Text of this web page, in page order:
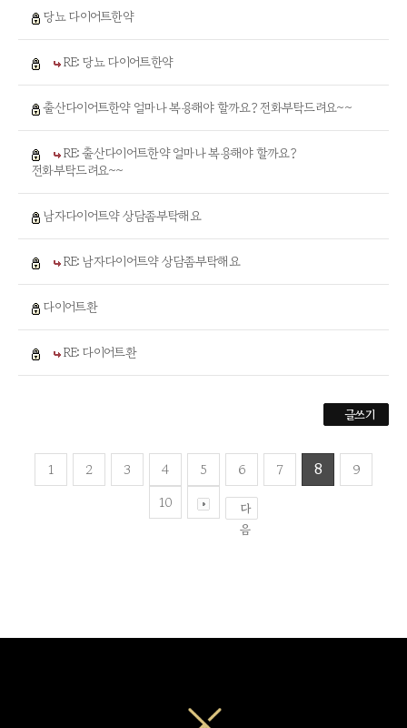
당뇨 다이어트한약
RE: 당뇨 다이어트한약
출산다이어트한약 얼마나 복용해야 할까요? 전화부탁드려요~~
RE: 출산다이어트한약 얼마나 복용해야 할까요?
전화부탁드려요~~
남자다이어트약 상담좀부탁해요
RE: 남자다이어트약 상담좀부탁해요
다이어트환
RE: 다이어트환
글쓰기
1 2 3 4 5 6 7 8
9
10
다
음